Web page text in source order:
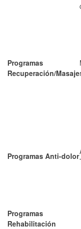
Programas
Recuperación/Masaje
Programas Anti-dolor
Programas
Rehabilitación